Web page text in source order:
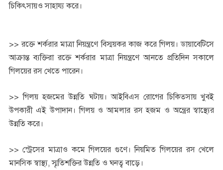
চিকিৎসায়ও সাহায্য করে।
>> রক্তে শর্করার মাত্রা নিয়ন্ত্রণে বিস্ময়কর কাজ করে গিলয়। ডায়াবেটিসে
আক্রান্ত ব্যক্তিরা রক্তে শর্করার মাত্রা নিয়ন্ত্রণে আনতে প্রতিদিন সকালে
গিলয়ের রস খেতে পারেন।
>> গিলয় হজমের উন্নতি ঘটায়। আইবিএস রোগের চিকিত্সায় খুবই
উপকারী এই উপাদান। গিলয় ও আমলার রস হজম ও অন্ত্রের স্বাস্থ্যের
উন্নতি করে।
>> স্ট্রেসের মাত্রাও কমে গিলয়ের গুণে। নিয়মিত গিলয়ের রস খেলে
মানসিক স্বাস্থ্য, স্মৃতিশক্তির উন্নতি ও ঘনত্ব বাড়ে।